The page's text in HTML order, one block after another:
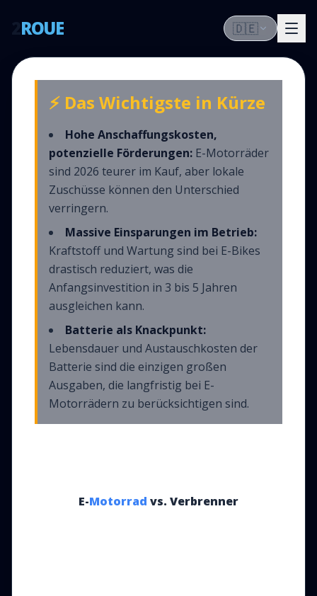
ROUE 🇩🇪
⚡ Das Wichtigste in Kürze
Hohe Anschaffungskosten,
potenzielle Förderungen: E-Motorräder
sind 2026 teurer im Kauf, aber lokale
Zuschüsse können den Unterschied
verringern.
Massive Einsparungen im Betrieb:
Kraftstoff und Wartung sind bei E-Bikes
drastisch reduziert, was die
Anfangsinvestition in 3 bis 5 Jahren
ausgleichen kann.
Batterie als Knackpunkt:
Lebensdauer und Austauschkosten der
Batterie sind die einzigen großen
Ausgaben, die langfristig bei E-
Motorrädern zu berücksichtigen sind.
E-Motorrad vs. Verbrenner